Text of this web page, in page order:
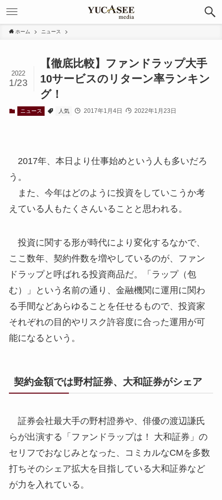
ホーム ニュース
【徹底比較】ファンドラップ大手
10サービスのリターン率ランキン
グ！
2022
1/23
ニュース 人気 2017年1月4日 2022年1月23日
2017年、本日より仕事始めという人も多いだろ
う。
また、今年はどのように投資をしていこうか考
えている人もたくさんいることと思われる。
投資に関する形が時代により変化するなかで、
ここ数年、契約件数を増やしているのが、ファン
ドラップと呼ばれる投資商品だ。「ラップ（包
む）」という名前の通り、金融機関に運用に関わ
る手間などあらゆることを任せるもので、投資家
それぞれの目的やリスク許容度に合った運用が可
能になるという。
契約金額では野村証券、大和証券がシェア
証券会社最大手の野村證券や、俳優の渡辺謙氏
らが出演する「ファンドラップは！ 大和証券」の
セリフでおなじみとなった、コミカルなCMを多数
打ちそのシェア拡大を目指している大和証券など
が力を入れている。